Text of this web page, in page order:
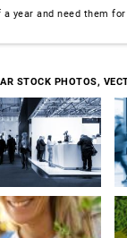
a year and need them
STOCK PHOTOS,